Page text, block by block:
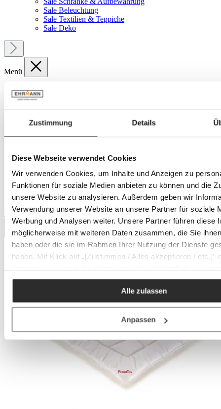
Zustimmung Details
Diese Webseite verwendet Cookies
Wir verwenden Cookies, um Inhalte und Anzeigen zu
Funktionen für soziale Medien anbieten zu können und die
unsere Website zu analysieren. Außerdem geben wir
Verwendung unserer Website an unsere Partner für soziale
Werbung und Analysen weiter. Unsere Partner führen diese
möglicherweise mit weiteren Daten zusammen, die Sie
haben oder die sie im Rahmen Ihrer Nutzung der Dienste
haben. Mit Klick auf „[Zustimmen / Alles akzeptieren / etc.]“
unseren Partner, die shopware AG (Ebbinghoff 10, 48624
Deutschland), die diese Daten Ihnen nicht persönlich
aber zu eigenen Zwecken (z.B. Produktverbesserungen,
Marktverhaltensanalysen) verarbeiten darf.
Alle zulassen
Anpassen
Sale Beleuchtung
Sale Textilien & Teppiche
Sale Deko
Menü
Ihr Konto
Bettdecken
Bildergalerie überspringen